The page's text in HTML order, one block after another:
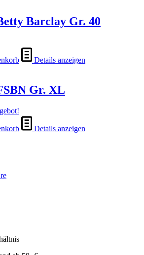
Barclay Gr. 40
Details anzeigen
Gr. XL
Details anzeigen